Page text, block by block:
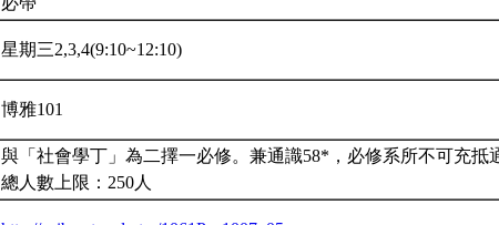
星期三2,3,4(9:10~12:10)
博雅101
與「社會學丁」為二擇一必修。兼通識58*，必修系所不可充抵
總人數上限：250人